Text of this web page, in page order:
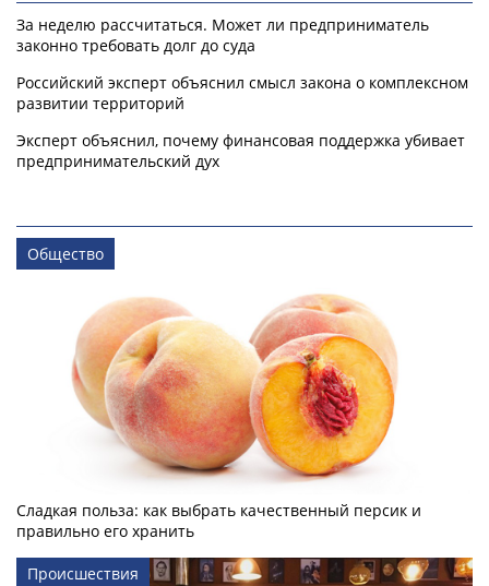
За неделю рассчитаться. Может ли предприниматель
законно требовать долг до суда
Российский эксперт объяснил смысл закона о комплексном
развитии территорий
Эксперт объяснил, почему финансовая поддержка убивает
предпринимательский дух
Общество
Сладкая польза: как выбрать качественный персик и
правильно его хранить
Происшествия